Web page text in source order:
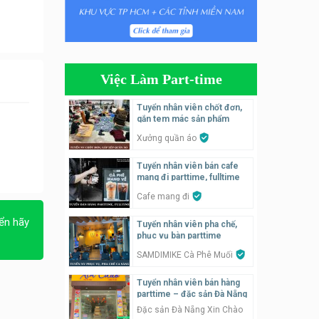
hãy
Tuyển nhân viên tiếp thực,
phục vụ bàn
– hỗ trợ ăn ở
Quán bánh đa cua
parttime
Tuyển nhân viên bán hàng
parttime
Húp Tea
Tuyển nhân viên pha chế
tiệm trà sữa
TRÀ SỮA THÁI LAN
Việc Làm Part-time
Tuyển nhân viên chốt đơn,
gắn tem mác sản phẩm
Xưởng quần áo
Tuyển nhân viên bán cafe
mang đi parttime, fulltime
Cafe mang đi
Tuyển nhân viên pha chế,
phục vụ bàn parttime
SAMDIMIKE Cà Phê Muối
Tuyển nhân viên bán hàng
parttime – đặc sản Đà Nẵng
Đặc sản Đà Nẵng Xin Chào